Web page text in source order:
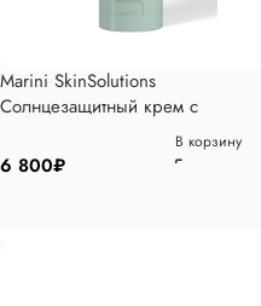
Marini SkinSolutions
Солнцезащитный крем с
тональным эффектом с СПФ45
57гр
6 800₽
В корзину